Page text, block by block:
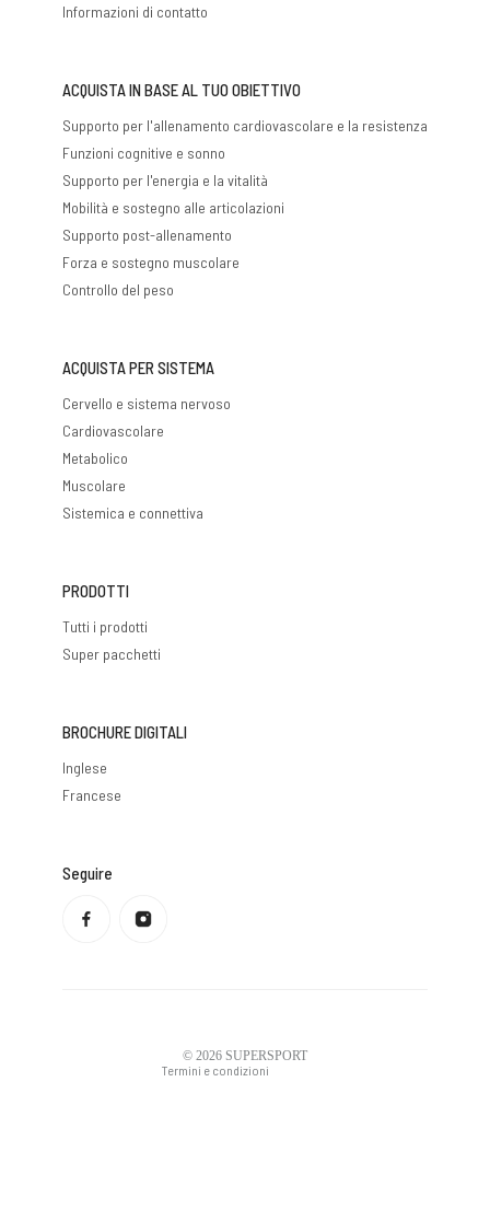
Informazioni di contatto
ACQUISTA IN BASE AL TUO OBIETTIVO
Supporto per l'allenamento cardiovascolare e la resistenza
Funzioni cognitive e sonno
Supporto per l'energia e la vitalità
Mobilità e sostegno alle articolazioni
Supporto post-allenamento
Forza e sostegno muscolare
Controllo del peso
ACQUISTA PER SISTEMA
Cervello e sistema nervoso
Cardiovascolare
Metabolico
Muscolare
Sistemica e connettiva
PRODOTTI
Tutti i prodotti
Super pacchetti
BROCHURE DIGITALI
Inglese
Francese
Seguire
© 2026 SUPERSPORT
Termini e condizioni
Informativa sulla privacy
Politica di rimborso